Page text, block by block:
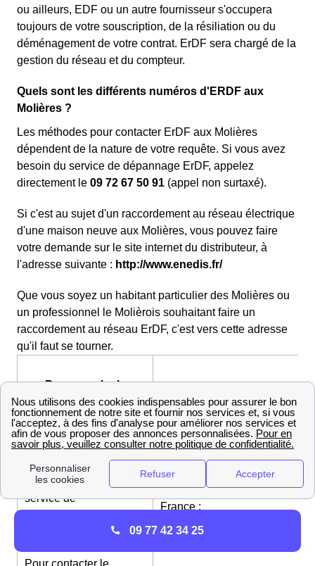
ou ailleurs, EDF ou un autre fournisseur s'occupera
toujours de votre souscription, de la résiliation ou du
déménagement de votre contrat. ErDF sera chargé de la
gestion du réseau et du compteur.
Quels sont les différents numéros d'ERDF aux
Molières ?
Les méthodes pour contacter ErDF aux Molières
dépendent de la nature de votre requête. Si vous avez
besoin du service de dépannage ErDF, appelez
directement le 09 72 67 50 91 (appel non surtaxé).
Si c'est au sujet d'un raccordement au réseau électrique
d'une maison neuve aux Molières, vous pouvez faire
votre demande sur le site internet du distributeur, à
l'adresse suivante : http://www.enedis.fr/
Que vous soyez un habitant particulier des Molières ou
un professionnel le Molièrois souhaitant faire un
raccordement au réseau ErDF, c'est vers cette adresse
qu'il faut se tourner.
Pour appeler le
service de
dépannage
ERDF
09 72 67 50 91470 (non
surtaxé)
Pour contacter le
service de
ERDF Particuliers
Service Raccordement Ile-De-
France :
http://www.enedis.fr/
09 77 42 34 25